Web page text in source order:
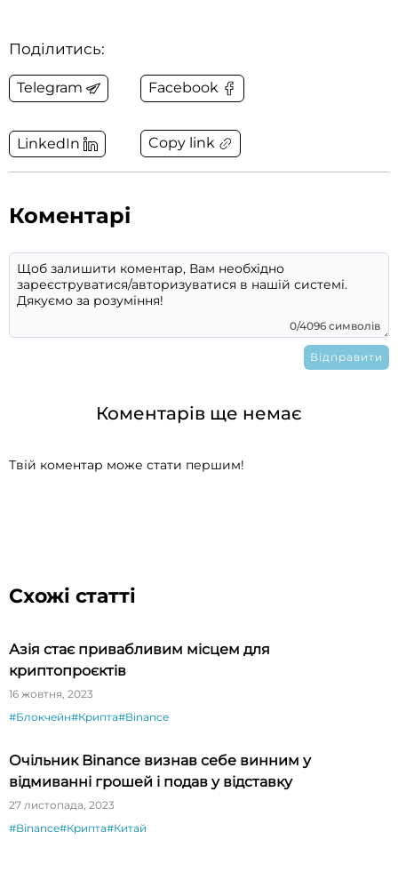
Поділитись:
Telegram Facebook
LinkedIn Copy link
Коментарі
0/4096 символів
Коментарів ще немає
Твій коментар може стати першим!
Схожі статті
Азія стає привабливим місцем для
криптопроєктів
16 жовтня, 2023
#Блокчейн#Крипта#Binance
Очільник Binance визнав себе винним у
відмиванні грошей і подав у відставку
27 листопада, 2023
#Binance#Крипта#Китай